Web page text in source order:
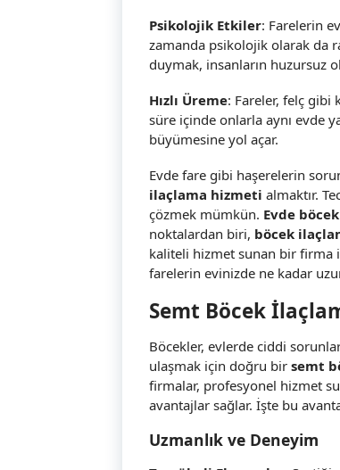
Psikolojik Etkiler: Farelerin
zamanda psikolojik olarak da
duymak, insanların huzursuz
Hızlı Üreme: Fareler, felç gibi
süre içinde onlarla aynı evde
büyümesine yol açar.
Evde fare gibi haşerelerin
ilaçlama hizmeti almaktır.
çözmek mümkün. Evde
noktalardan biri, böcek
kaliteli hizmet sunan bir firma
farelerin evinizde ne kadar
Semt Böcek
Böcekler, evlerde ciddi
ulaşmak için doğru bir semt
firmalar, profesyonel hizmet
avantajlar sağlar. İşte bu
Uzmanlık ve Deneyim